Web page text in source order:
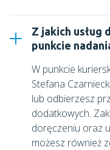
Z jakich usług
punkcie
W punkcie
Stefana
lub odbierzesz
dodatkowych.
doręczeniu oraz
możesz również